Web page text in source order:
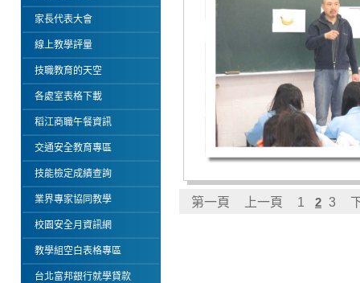
家長代表大會
線上教學評量
技職教育的天空
各處室表格下載
稻江商職午餐資訊
交通安全教育專區
技能檢定成績查詢
業界專家協同教學
校園安全月資訊網
教學組空白表格專區
台北富邦銀行就學貸款
第一頁 上一頁 1 2 3